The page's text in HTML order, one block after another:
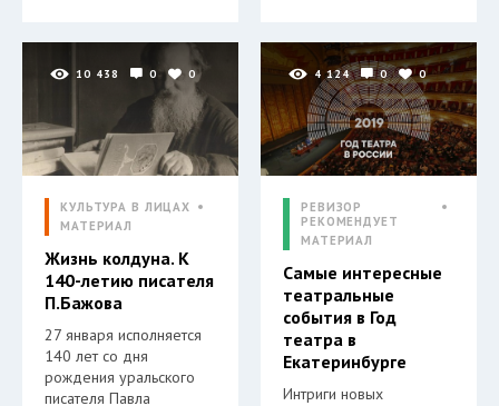
10 438 0 0
КУЛЬТУРА В ЛИЦАХ
МАТЕРИАЛ
Жизнь колдуна. К
140-летию писателя
П.Бажова
27 января исполняется
140 лет со дня
рождения уральского
писателя Павла
4 124 0 0
РЕВИЗОР
РЕКОМЕНДУЕТ
МАТЕРИАЛ
Самые интересные
театральные
события в Год
театра в
Екатеринбурге
Интриги новых